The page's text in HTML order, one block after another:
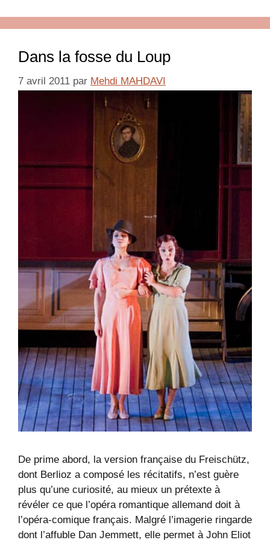
Dans la fosse du Loup
7 avril 2011 par Mehdi MAHDAVI
De prime abord, la version française du Freischütz,
dont Berlioz a composé les récitatifs, n’est guère
plus qu’une curiosité, au mieux un prétexte à
révéler ce que l’opéra romantique allemand doit à
l’opéra-comique français. Malgré l’imagerie ringarde
dont l’affuble Dan Jemmett, elle permet à John Eliot